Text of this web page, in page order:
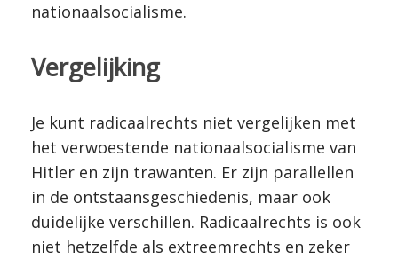
nationaalsocialisme.
Vergelijking
Je kunt radicaalrechts niet vergelijken met
het verwoestende nationaalsocialisme van
Hitler en zijn trawanten. Er zijn parallellen
in de ontstaansgeschiedenis, maar ook
duidelijke verschillen. Radicaalrechts is ook
niet hetzelfde als extreemrechts en zeker